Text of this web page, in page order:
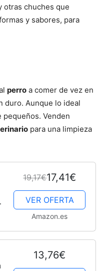
otras chuches que
y sabores, para
perro a comer de vez en
duro. Aunque lo ideal
pequeños. Venden
para una limpieza
19,17€17,41€
VER OFERTA
Amazon.es
13,76€